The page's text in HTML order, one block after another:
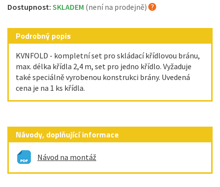
Dostupnost: SKLADEM (není na prodejně)
Podrobný popis
KVNFOLD - kompletní set pro skládací křídlovou bránu,
max. délka křídla 2,4 m, set pro jedno křídlo. Vyžaduje
také speciálně vyrobenou konstrukci brány. Uvedená
cena je na 1 ks křídla.
Návody, doplňující informace
Návod na montáž